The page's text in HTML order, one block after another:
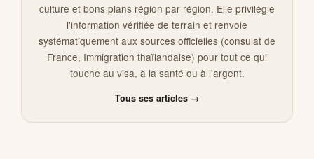
culture et bons plans région par région. Elle privilégie
l'information vérifiée de terrain et renvoie
systématiquement aux sources officielles (consulat de
France, Immigration thaïlandaise) pour tout ce qui
touche au visa, à la santé ou à l'argent.
Tous ses articles →